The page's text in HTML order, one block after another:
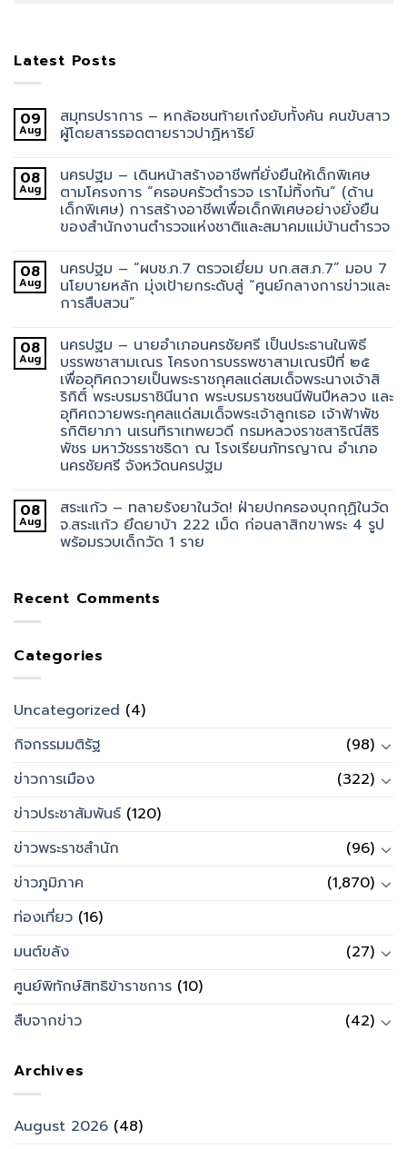
Latest Posts
09
Aug
สมุทรปราการ – หกล้อชนท้ายเก๋งยับทั้งคัน คนขับสาว
ผู้โดยสารรอดตายราวปาฏิหาริย์
08
Aug
นครปฐม – เดินหน้าสร้างอาชีพที่ยั่งยืนให้เด็กพิเศษ
ตามโครงการ “ครอบครัวตำรวจ เราไม่ทิ้งกัน” (ด้าน
เด็กพิเศษ) การสร้างอาชีพเพื่อเด็กพิเศษอย่างยั่งยืน
ของสำนักงานตำรวจแห่งชาติและสมาคมแม่บ้านตำรวจ
08
Aug
นครปฐม – “ผบช.ภ.7 ตรวจเยี่ยม บก.สส.ภ.7” มอบ 7
นโยบายหลัก มุ่งเป้ายกระดับสู่ “ศูนย์กลางการข่าวและ
การสืบสวน”
08
Aug
นครปฐม – นายอำเภอนครชัยศรี เป็นประธานในพิธี
บรรพชาสามเณร โครงการบรรพชาสามเณรปีที่ ๒๕
เพื่ออุทิศถวายเป็นพระราชกุศลแด่สมเด็จพระนางเจ้าสิ
ริกิติ์ พระบรมราชินีนาถ พระบรมราชชนนีพันปีหลวง และ
อุทิศถวายพระกุศลแด่สมเด็จพระเจ้าลูกเธอ เจ้าฟ้าพัช
รกิติยาภา นเรนทิราเทพยวดี กรมหลวงราชสาริณีสิริ
พัชร มหาวัชรราชธิดา ณ โรงเรียนภัทรญาณ อำเภอ
นครชัยศรี จังหวัดนครปฐม
08
Aug
สระแก้ว – ทลายรังยาในวัด! ฝ่ายปกครองบุกกุฏิในวัด
จ.สระแก้ว ยึดยาบ้า 222 เม็ด ก่อนลาสิกขาพระ 4 รูป
พร้อมรวบเด็กวัด 1 ราย
Recent Comments
Categories
Uncategorized (4)
กิจกรรมมติรัฐ
(98)
ข่าวการเมือง
(322)
ข่าวประชาสัมพันธ์ (120)
ข่าวพระราชสำนัก
(96)
ข่าวภูมิภาค
(1,870)
ท่องเที่ยว (16)
มนต์ขลัง
(27)
ศูนย์พิทักษ์สิทธิข้าราชการ (10)
สืบจากข่าว
(42)
Archives
August 2026 (48)